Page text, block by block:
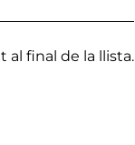
al final de la llista.